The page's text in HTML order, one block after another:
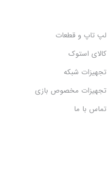
لپ تاپ و قطعات
کالای استوک
تجهیزات شبکه
تجهیزات مخصوص بازی
تماس با ما